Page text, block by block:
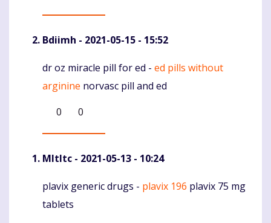
Bdiimh - 2021-05-15 - 15:52
Komentaras
dr oz miracle pill for ed - ed pills without
arginine norvasc pill and ed
0
0
Mltltc - 2021-05-13 - 10:24
Komentaras
plavix generic drugs - plavix 196 plavix 75 mg
tablets